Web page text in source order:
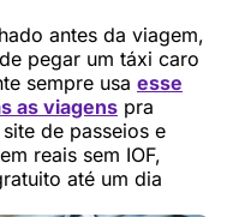
antes da viagem,
pegar um táxi caro
sempre usa esse
as viagens pra
de passeios e
reais sem IOF,
até um dia